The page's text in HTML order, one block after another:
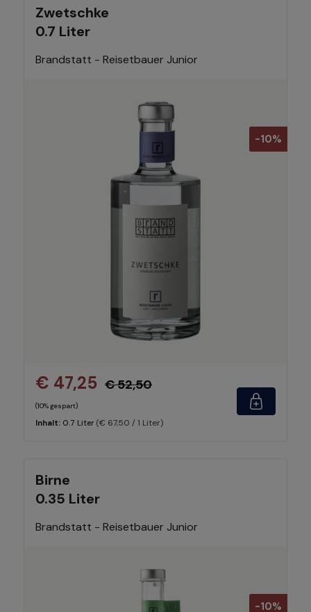
Zwetschke
0.7 Liter
Brandstatt - Reisetbauer Junior
-10%
€ 47,25 € 52,50
(10% gespart)
Inhalt: 0.7 Liter (€ 67,50 / 1 Liter)
Birne
0.35 Liter
Brandstatt - Reisetbauer Junior
-10%